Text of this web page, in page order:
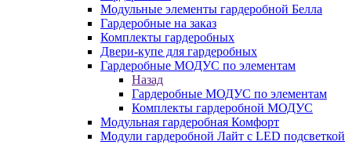
Модульные элементы гардеробной Белла
Гардеробные на заказ
Комплекты гардеробных
Двери-купе для гардеробных
Гардеробные МОДУС по элементам
Назад
Гардеробные МОДУС по элементам
Комплекты гардеробной МОДУС
Модульная гардеробная Комфорт
Модули гардеробной Лайт с LED подсветкой